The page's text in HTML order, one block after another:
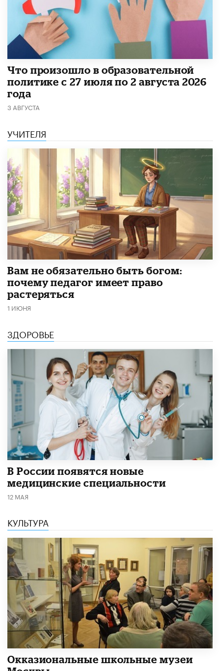
​Что произошло в образовательной
политике с 27 июля по 2 августа 2026
года
3 АВГУСТА
УЧИТЕЛЯ
​Вам не обязательно быть богом:
почему педагог имеет право
растеряться
1 ИЮНЯ
ЗДОРОВЬЕ
В России появятся новые
медицинские специальности
12 МАЯ
КУЛЬТУРА
​Окказиональные школьные музеи